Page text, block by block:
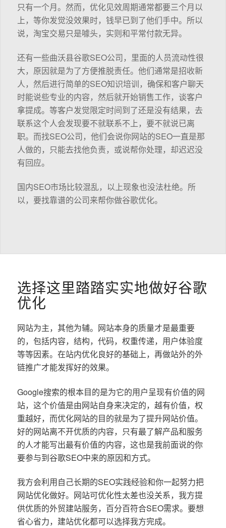
只有一个月。然而，优化见效周期通常都要三个月以
上，等你发觉没效果时，钱早已到了他们手中。所以
说，淘宝交易只是噱头，实则和平常付款无异。
还有一些曲沃县谷歌SEO公司，里面的人员流动性很
大，原因就是为了方便推脱责任。他们通常是招收新
人，然后进行简单的SEO知识培训，确保和客户聊天
时能说些专业的内容，然后就开始销售工作，谈客户
拿提成。等客户发觉限定时间到了还是没有结果，去
联系这个人会发现要不就联系不上，要不就说已离
职。而找SEO公司，他们会说你网站的SEO一直是那
人做的，只能去找他负责，或说帮你处理，却迟迟没
有回应。
国内SEO市场比较混乱，以上现象也没法杜绝。所
以，要找靠谱的公司来帮你做谷歌优化。
选择这里踏踏实实地做好谷歌
优化
网站为主，其他为辅。网站本身的质量才是最重要
的，包括内容，结构，代码，权重传递，用户体验度
等等因素。在站内优化良好的基础上，再做站外的外
链推广才能发挥好的效果。
Google搜索的根本目的是为它的用户呈现有价值的网
站，这个价值是由网站自身来决定的，越有价值，权
重越好，而优化网站的目的就是为了提升网站价值。
好的网站离不开优质的内容，只有最了解产品和服务
的人才能写出最有价值的内容，这也是我前面说的你
要参与到谷歌SEO中来的原因和方式。
我方会利用自己长期的SEO实践经验和你一起努力把
网站优化做好。网站可优化性太差也没关系，我方提
供优质的外贸建站服务，百分百符合SEO需求。要想
省心省力，建站优化都可以选择我方完成。